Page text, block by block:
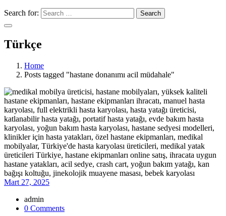
Search for: Search
Türkçe
Home
Posts tagged "hastane donanımı acil müdahale"
Mart 27, 2025
admin
0 Comments